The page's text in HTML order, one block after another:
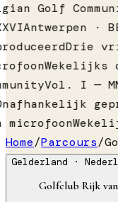
Golf
Antwerpen ·
Drie
Wekelijks
Vol. I —
microfoon
Home/Parcours/
Gelderland ·
Golfclub Rijk